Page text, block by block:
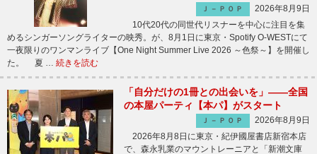
Ｊ－ＰＯＰ
2026年8月9日
10代20代の同世代リスナーを中心に注目を集
めるシンガーソングライターの映秀。が、8月1日に東京・Spotify O-WESTにて
一夜限りのワンマンライブ【One Night Summer Live 2026 ～色祭～】を開催し
た。 夏 … 続きを読む
「自分だけの1冊との出会いを」――全国
の本屋パーティ【本パ】がスタート
Ｊ－ＰＯＰ
2026年8月9日
2026年8月8日に東京・紀伊國屋書店新宿本店
で、森永乳業のマウントレーニアと「新潮文庫